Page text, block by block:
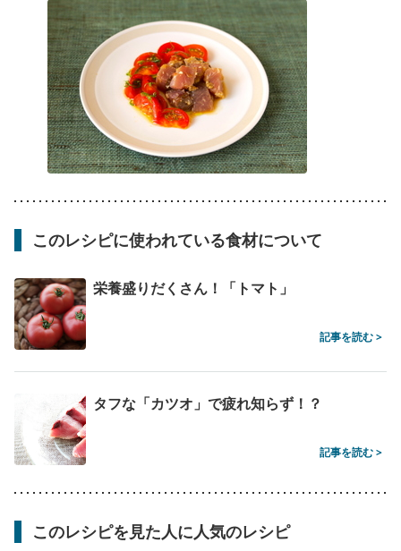
このレシピに使われている食材について
栄養盛りだくさん！「トマト」
記事を読む >
タフな「カツオ」で疲れ知らず！？
記事を読む >
このレシピを見た人に人気のレシピ